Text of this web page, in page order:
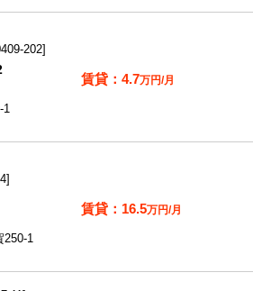
202
1
4.7万円/月
250-1
16.5万円/月